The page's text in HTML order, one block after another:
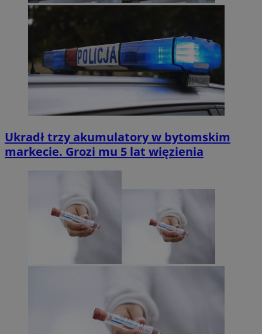
Ukradł trzy akumulatory w bytomskim
markecie. Grozi mu 5 lat więzienia